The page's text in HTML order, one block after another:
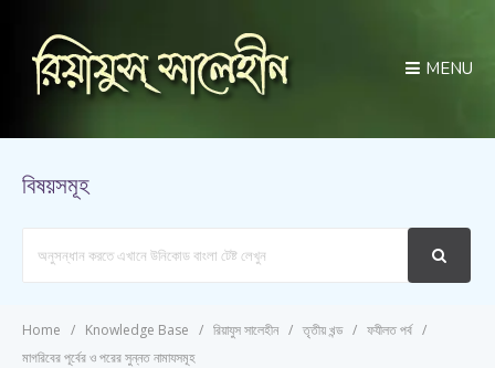
MENU
বিষয়সমূহ
Home Knowledge Base রিয়াযুস সালেহীন তৃতীয় খন্ড
ফযীলত পর্ব
মাগরিবের পূর্বের ও পরের সুন্নত নামাযসমূহ